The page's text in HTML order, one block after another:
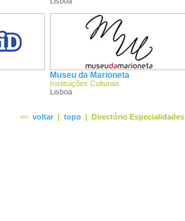
Museu da Marioneta
Instituições Culturais
Lisboa
<< voltar | topo | Directório Especialidades